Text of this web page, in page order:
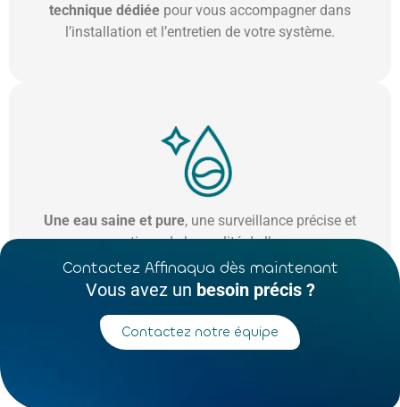
technique dédiée pour vous accompagner dans
l’installation et l’entretien de votre système.
Une eau saine et pure, une surveillance précise et
continue de la qualité de l’eau
Contactez Affinaqua dès maintenant
Vous avez un besoin précis ?
Contactez notre équipe